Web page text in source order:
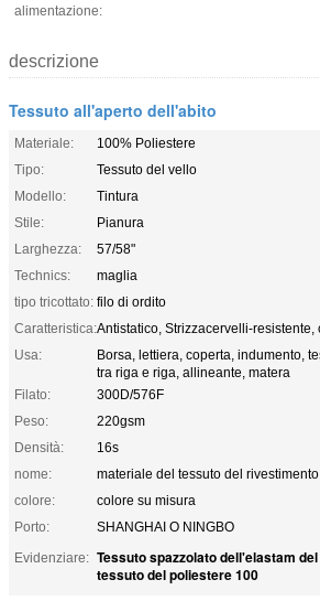
alimentazione:
descrizione
Tessuto all'aperto dell'abito
Materiale:
100% Poliestere
Tipo:
Tessuto del vello
Modello:
Tintura
Stile:
Pianura
Larghezza:
57/58"
Technics:
maglia
tipo tricottato: filo di ordito
Caratteristica:Antistatico, Strizzacervelli-resistente,
Usa:
Borsa, lettiera, coperta, indumento,
tra riga e riga, allineante, matera
Filato:
300D/576F
Peso:
220gsm
Densità:
16s
nome:
materiale del tessuto del
colore:
colore su misura
Porto:
SHANGHAI O NINGBO
Evidenziare: Tessuto spazzolato dell'elastam
tessuto del poliestere 100